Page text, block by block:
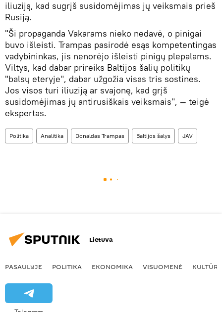
iliuziją, kad sugrįš susidomėjimas jų veiksmais prieš
Rusiją.
"Ši propaganda Vakarams nieko nedavė, o pinigai
buvo išleisti. Trampas pasirodė esąs kompetentingas
vadybininkas, jis nenorėjo išleisti pinigų plepalams.
Viltys, kad dabar prireiks Baltijos šalių politikų
"balsų eteryje", dabar užgožia visas tris sostines.
Jos visos turi iliuziją ar svajonę, kad grįš
susidomėjimas jų antirusiškais veiksmais", — teigė
ekspertas.
Politika Analitika Donaldas Trampas Baltijos šalys JAV
Lietuva
PASAULYJE POLITIKA EKONOMIKA VISUOMENĖ KULTŪRA